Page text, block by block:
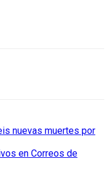
nuevas muertes por
en Correos de